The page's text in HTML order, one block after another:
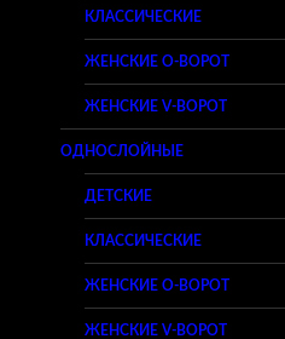
КЛАССИЧЕСКИЕ
ЖЕНСКИЕ O-ВОРОТ
ЖЕНСКИЕ V-ВОРОТ
ОДНОСЛОЙНЫЕ
ДЕТСКИЕ
КЛАССИЧЕСКИЕ
ЖЕНСКИЕ O-ВОРОТ
ЖЕНСКИЕ V-ВОРОТ